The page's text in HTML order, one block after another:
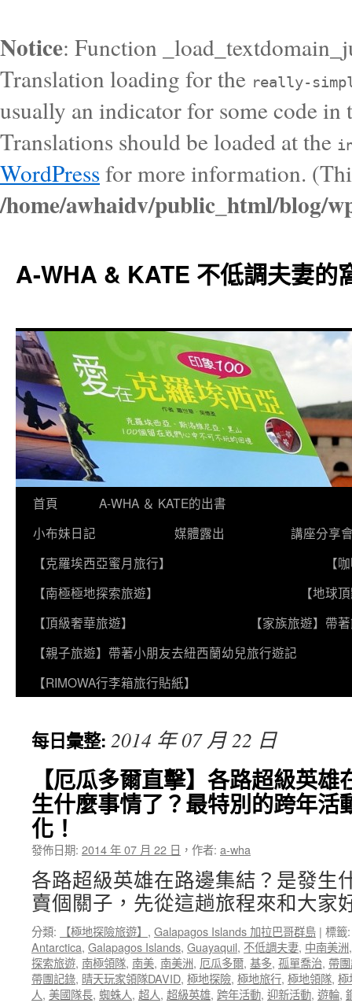
Notice: Function
Translation loading for the really-
usually an indicator for some code
Translations should be loaded at the
WordPressfor more information.
/home/awhaidv/public_html/blog/
A-WHA & KATE 不低調夫妻的
跳首頁
A-WHA ＆ KATE的出書
小布妹日記
媒體露出
講座分享
【克羅埃西亞蜜月旅行】
【
【南極極地探索旅遊】
【地球
【頂級奢華旅遊】
【家族旅遊】帶
【親子旅遊】帶著小朋友去紐西蘭幼兒旅行遊記
【RIMOWA行李箱旅行貼紙】
每日彙整: 2014 年 07 月 22 日
【厄瓜多爾直擊】各路超級英
生什麼事情了？最特別的跨年
化！
發佈日期: 2014 年 07 月 22 日 ， 作者: a-wha
各路超級英雄在路邊集結？是發生
賣個關子，先從這趟旅程來和大
分類: 【極地探險旅遊】 , Galapagos Islands 加拉巴哥群島 | 標籤:
Antarctica, Galapagos Islands, Guayaquil, 不低調夫妻, 中南美洲
探索旅遊, 南極領隊, 南美, 南美洲, 厄瓜多爾, 基多, 孤單喬治, 帶
帶團記錄, 晴天玩家領隊DAVID, 極地探險, 極地旅行, 極地領隊, 極
人, 美國隊長, 蜘蛛人, 超人, 超級英雄, 跨年活動, 迎新活動, 遊輪,